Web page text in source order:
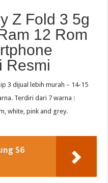
Z Fold 3 5g
12 Rom
Resmi
3 dijual lebih murah – 14-15
Terdiri dari 7 warna :
white, pink and grey.
S6